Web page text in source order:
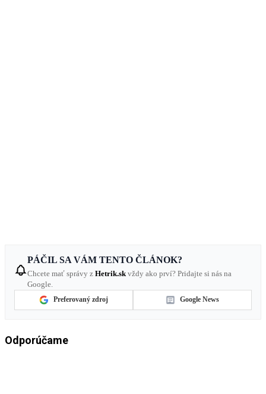
PÁČIL SA VÁM TENTO ČLÁNOK?
Chcete mať správy z Hetrik.sk vždy ako prví? Pridajte si nás na
Google.
Preferovaný zdroj Google News
Odporúčame